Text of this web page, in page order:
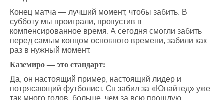
Конец матча — лучший момент, чтобы забить. В
субботу мы проиграли, пропустив в
компенсированное время. А сегодня смогли забить
перед самым концом основного времени, забили как
раз в нужный момент.
Каземиро — это стандарт:
Да, он настоящий пример, настоящий лидер и
потрясающий футболист. Он забил за «Юнайтед» уже
так много голов, больше, чем за всю прошлую